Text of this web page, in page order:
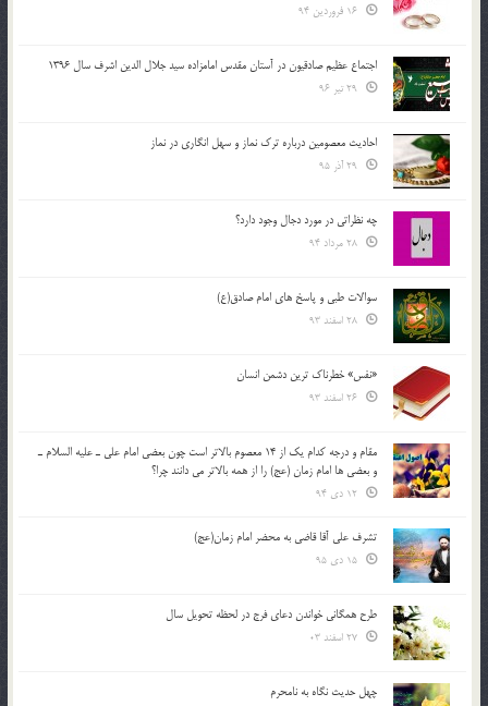
اجتماع عظیم صادقیون در آستان مقدس امامزاده سید جلال الدین اشرف سال 1396
احادیث معصومین درباره ترک نماز و سهل انگاری در نماز
چه نظراتی در مورد دجال وجود دارد؟
سوالات طبی و پاسخ های امام صادق(ع)
«نفس» خطرناک ترین دشمن انسان
مقام و درجه كدام يك از 14 معصوم بالاتر است چون بعضي امام علي ـ عليه السلام ـ
و بعضي ها امام زمان (عج) را از همه بالاتر مي دانند چرا؟
تشرف علي آقا قاضي به محضر امام زمان(عج)
طرح همگانی خواندن دعای فرج در لحظه تحویل سال
چهل حدیث نگاه به نامحرم